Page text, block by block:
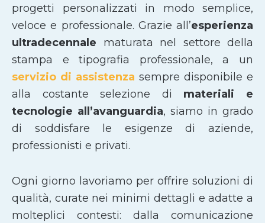
progetti personalizzati in modo semplice,
veloce e professionale. Grazie all’esperienza
ultradecennale maturata nel settore della
stampa e tipografia professionale, a un
servizio di assistenza sempre disponibile e
alla costante selezione di materiali e
tecnologie all’avanguardia, siamo in grado
di soddisfare le esigenze di aziende,
professionisti e privati.
Ogni giorno lavoriamo per offrire soluzioni di
qualità, curate nei minimi dettagli e adatte a
molteplici contesti: dalla comunicazione